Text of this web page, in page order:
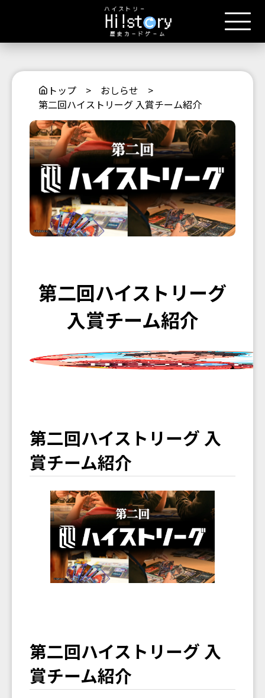
トップ > おしらせ >
第二回ハイストリーグ 入賞チーム紹介
第二回ハイストリーグ
入賞チーム紹介
第二回ハイストリーグ 入
賞チーム紹介
第二回ハイストリーグ 入
賞チーム紹介